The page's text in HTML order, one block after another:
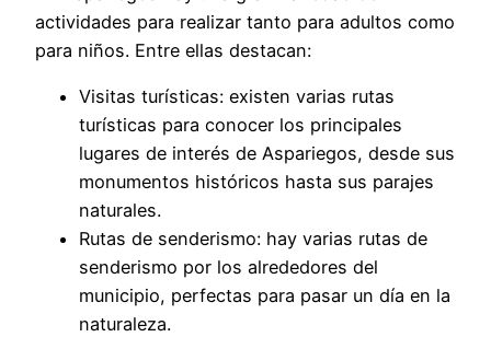
actividades para realizar tanto para adultos como
para niños. Entre ellas destacan:
Visitas turísticas: existen varias rutas
turísticas para conocer los principales
lugares de interés de Aspariegos, desde sus
monumentos históricos hasta sus parajes
naturales.
Rutas de senderismo: hay varias rutas de
senderismo por los alrededores del
municipio, perfectas para pasar un día en la
naturaleza.